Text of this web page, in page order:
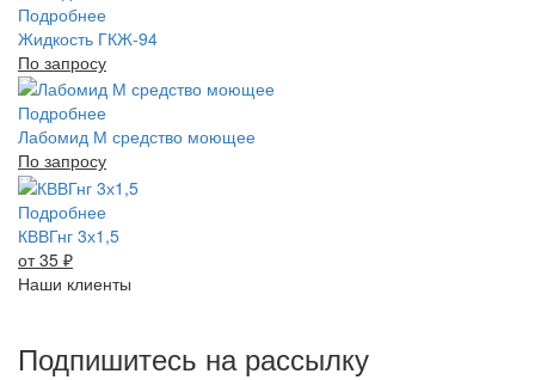
Подробнее
Жидкость ГКЖ-94
По запросу
Подробнее
Лабомид М средство моющее
По запросу
Подробнее
КВВГнг 3х1,5
от 35 ₽
Наши клиенты
Подпишитесь на рассылку